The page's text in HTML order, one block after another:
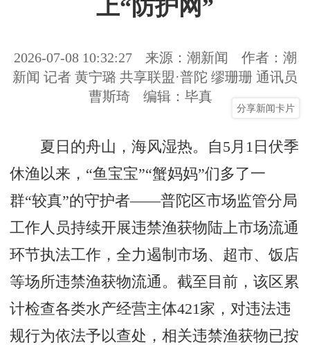
上“防护网”
2026-07-08 10:32:27 来源：潮新闻
作者：潮
新闻 记者 黄宁璐 共享联盟·普陀 缪珊珊 通讯员
曹斯琦
编辑：毕真
分享新闻卡片
夏日的舟山，海风湿热。自5月1日伏季
休渔以来，“鱼宝宝”“蟹妈妈”们多了一
群“较真”的守护者——普陀区市场监管分局
工作人员持续开展违禁渔获物陆上市场流通
环节执法工作，全力遏制市场、超市、饭店
等场所违禁渔获物流通。截至目前，该区累
计检查各类水产经营主体421家，对违法违
规行为依法予以查处，相关违禁渔获物已按